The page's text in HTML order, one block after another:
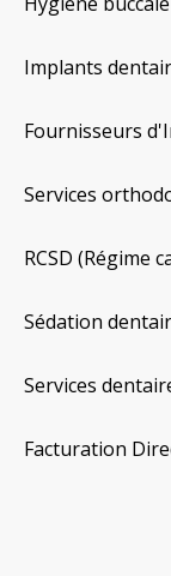
Implants
Fournisseurs
Services
RCSD (Régime
Sédation
Services
Facturation